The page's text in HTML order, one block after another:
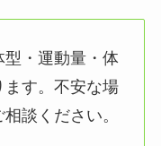
・運動量・体
ます。不安な場
談ください。